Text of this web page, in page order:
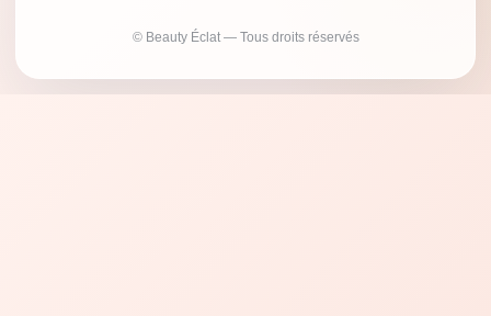
© Beauty Éclat — Tous droits réservés